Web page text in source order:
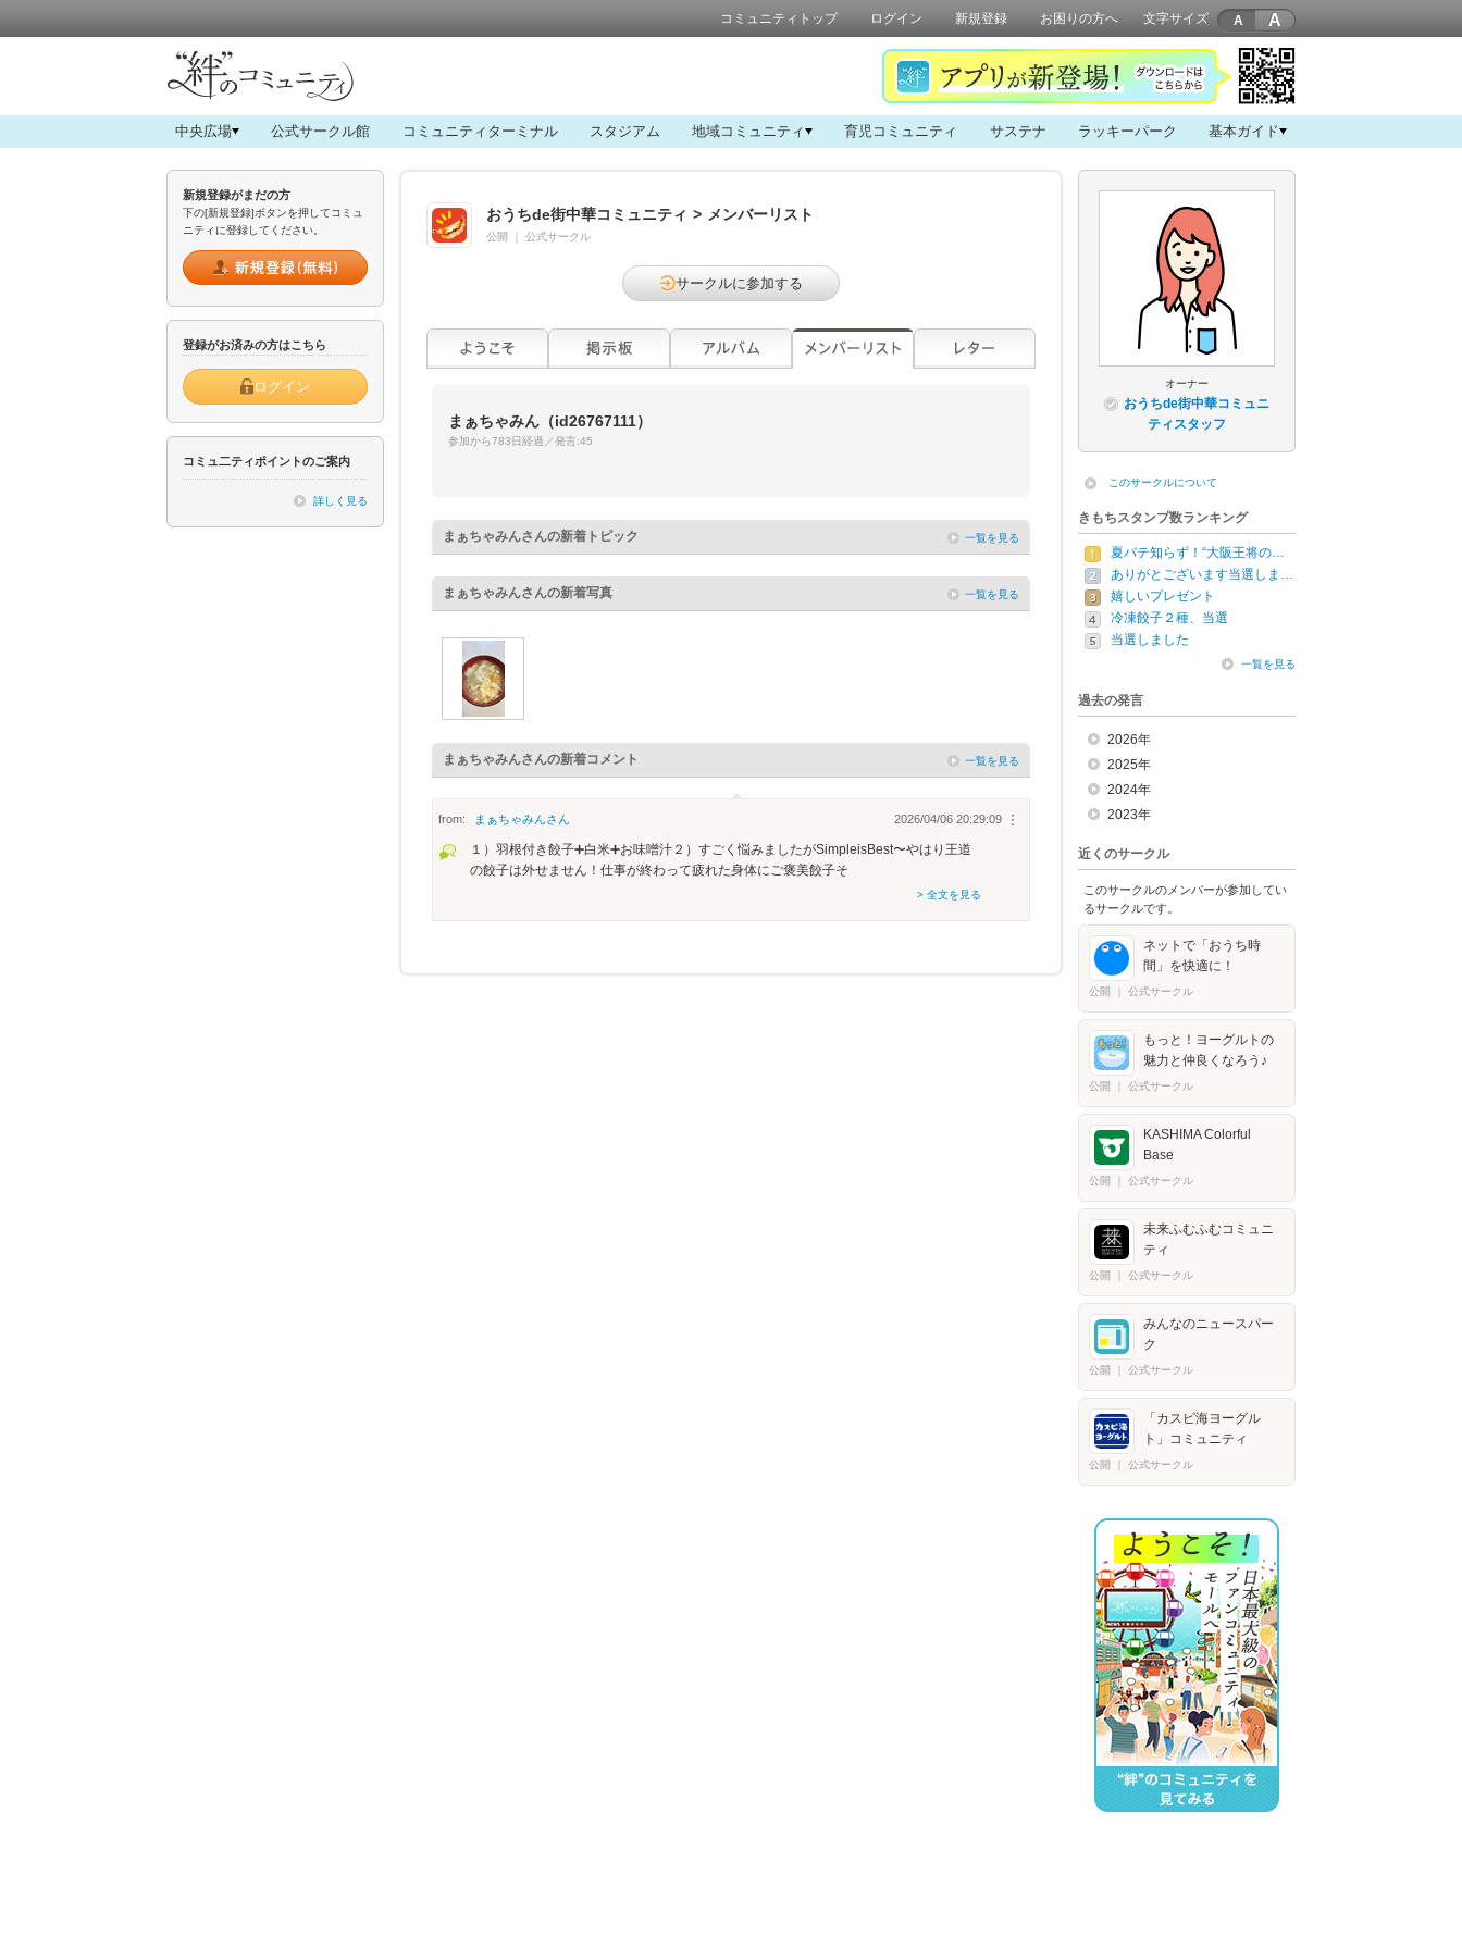
コミュニティトップ ログイン 新規登録 お困りの方へ 文字サイズ A
中央広場 公式サークル館 コミュニティターミナル スタジアム 地域コミュニティ 育児コミュニティ サステナ ラッキーパーク 基本ガイド
新規登録がまだの方
下の[新規登録]ボタンを押してコミュ
ニティに登録してください。
登録がお済みの方はこちら
ログイン
コミュ二ティポイントのご案内
詳しく見る
おうちde街中華コミュニティ > メンバーリスト
公開 公式サークル
サークルに参加する
まぁちゃみん （id26767111）
参加から783日経過／発言:45
まぁちゃみんさんの新着トピック 一覧を見る
まぁちゃみんさんの新着写真 一覧を見る
まぁちゃみんさんの新着コメント 一覧を見る
from: まぁちゃみんさん ︙
2026/04/06 20:29:09
１）羽根付き餃子➕白米➕️お味噌汁２）すごく悩みましたがSimpleisBest〜やはり王道
の餃子は外せません！仕事が終わって疲れた身体にご褒美餃子そ
> 全文を見る
オーナー
おうちde街中華コミュニ
ティスタッフ
このサークルについて
きもちスタンプ数ランキング
夏バテ知らず！“大阪王将の…
ありがとございます当選しま…
嬉しいプレゼント
冷凍餃子２種、当選
当選しました
一覧を見る
過去の発言
2026年
2025年
2024年
2023年
近くのサークル
このサークルのメンバーが参加してい
るサークルです。
ネットで「おうち時
間」を快適に！
公開 公式サークル
もっと！ヨーグルトの
魅力と仲良くなろう♪
公開 公式サークル
KASHIMA Colorful
Base
公開 公式サークル
未来ふむふむコミュニ
ティ
公開 公式サークル
みんなのニュースパー
ク
公開 公式サークル
「カスピ海ヨーグル
ト」コミュニティ
公開 公式サークル